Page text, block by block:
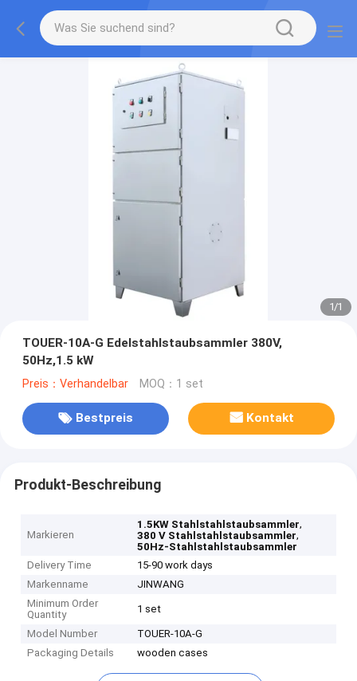
1/1
TOUER-10A-G Edelstahlstaubsammler 380V,
50Hz,1.5 kW
Preis：Verhandelbar MOQ：1 set
Bestpreis Kontakt
Produkt-Beschreibung
Markieren
1.5KW Stahlstahlstaubsammler,
380 V Stahlstahlstaubsammler,
50Hz-Stahlstahlstaubsammler
Delivery Time
15-90 work days
Markenname
JINWANG
Minimum Order
Quantity
1 set
Model Number
TOUER-10A-G
Packaging Details
wooden cases